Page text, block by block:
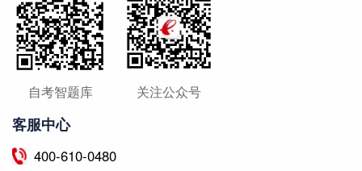
自考智题库 关注公众号
客服中心
400-610-0480